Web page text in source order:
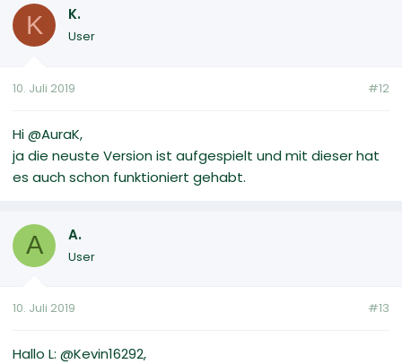
K K.
User
10. Juli 2019 #12
Hi @AuraK,
ja die neuste Version ist aufgespielt und mit dieser hat
es auch schon funktioniert gehabt.
A A.
User
10. Juli 2019 #13
Hallo L: @Kevin16292,